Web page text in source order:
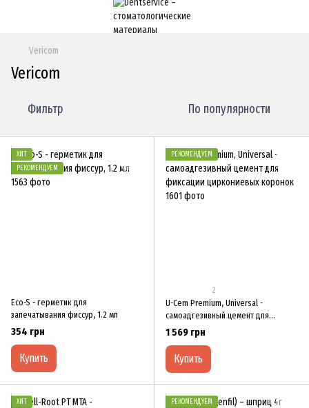
Vericom
Vericom
Фильтр По популярности
ХИТ
РЕКОМЕНДУЕМ
Eco-S - герметик для
запечатывания фиссур, 1.2 мл
354 грн
Купить
РЕКОМЕНДУЕМ
2
U-Cem Premium, Universal -
самоадгезивный цемент для
фиксации циркониевых коронок
1 569 грн
Купить
ХИТ
РЕКОМЕНДУЕМ